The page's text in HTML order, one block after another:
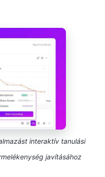
interaktív tanulási
javításához